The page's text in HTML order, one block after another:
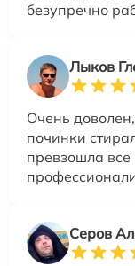
безупречно
Лыков
Очень
починки
превзошла
Серов